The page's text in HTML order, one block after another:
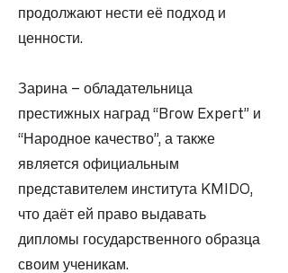
продолжают нести её подход и
ценности.
Зарина – обладательница
престижных наград “Brow Expert” и
“Народное качество”, а также
является официальным
представителем института KMIDO,
что даёт ей право выдавать
дипломы государственного образца
своим ученикам.